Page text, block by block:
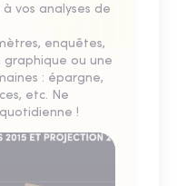
vos analyses de
enquêtes,
graphique ou une
: épargne,
etc. Ne
!